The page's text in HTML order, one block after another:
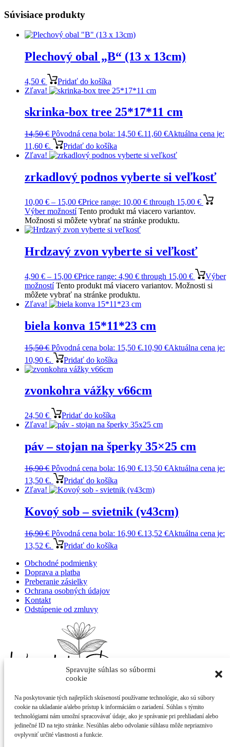
Spravujte súhlas so súbormi
cookie
Na poskytovanie tých najlepších skúseností používame technológie, ako sú súbory
cookie na ukladanie a/alebo prístup k informáciám o zariadení. Súhlas s týmito
technológiami nám umožní spracovávať údaje, ako je správanie pri prehliadaní alebo
jedinečné ID na tejto stránke. Nesúhlas alebo odvolanie súhlasu môže nepriaznivo
ovplyvniť určité vlastnosti a funkcie.
Súvisiace produkty
Plechový obal „B“ (13 x 13cm)
4,50 €
Pridať do košíka
Zľava!
skrinka-box tree 25*17*11 cm
14,50€ Pôvodná cena bola: 14,50 €.11,60 €Aktuálna cena je:
11,60 €.
Pridať do košíka
Zľava!
zrkadlový podnos vyberte si veľkosť
10,00 € – 15,00 €Price range: 10,00 € through 15,00 €
Výber možností Tento produkt má viacero variantov.
Možnosti si môžete vybrať na stránke produktu.
Hrdzavý zvon vyberte si veľkosť
4,90 € – 15,00 €Price range: 4,90 € through 15,00 €
Výber
možností Tento produkt má viacero variantov. Možnosti si
môžete vybrať na stránke produktu.
Zľava!
biela konva 15*11*23 cm
15,50€ Pôvodná cena bola: 15,50 €.10,90 €Aktuálna cena je:
10,90 €.
Pridať do košíka
zvonkohra vážky v66cm
24,50 €
Pridať do košíka
Zľava!
páv – stojan na šperky 35×25 cm
16,90€ Pôvodná cena bola: 16,90 €.13,50 €Aktuálna cena je:
13,50 €.
Pridať do košíka
Zľava!
Kovoý sob – svietnik (v43cm)
16,90€ Pôvodná cena bola: 16,90 €.13,52 €Aktuálna cena je:
13,52 €.
Pridať do košíka
Obchodné podmienky
Doprava a platba
Preberanie zásielky
Ochrana osobných údajov
Kontakt
Odstúpenie od zmluvy
Adriana Kováčová - Kvietok
Cintorínska 400/21
922 10 Trebatice